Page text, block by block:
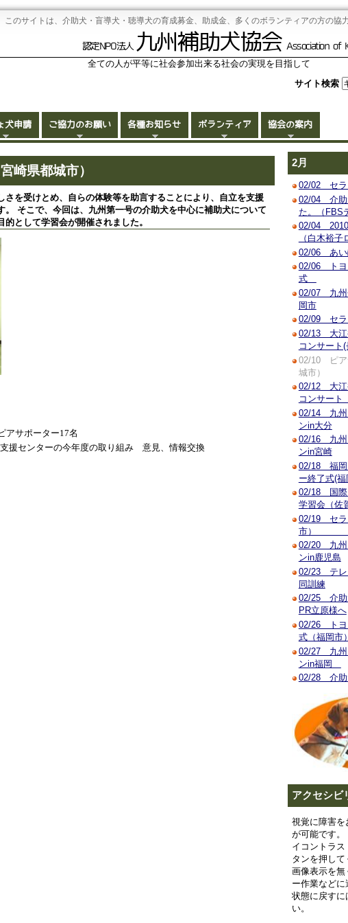
このサイトは、介助犬・盲導犬・聴導犬の育成募金、助成金、多くのボランティアの方の協
認定NPO法人 九州補助犬協会 Association of
全ての人が平等に社会参加出来る社会の実現を目指して
サイト検索
犬申請 ご協力のお願い 各種お知らせ ボランティア 協会の案内
崎県都城市）
を受けとめ、自らの体験等を助言することにより、自立を支援
そこで、今回は、九州第一号の介助犬を中心に補助犬について
として学習会が開催されました。
サポーター17名
センターの今年度の取り組み 意見、情報交換
2月
02/02 セラ
02/04 介助
た。（FBS
02/04
（白木裕子
02/06 あい
02/06 トヨ
式
02/07 九州
岡市
02/09 セラ
02/13 大江
コンサート(
02/10 ピア
城市）
02/12 大江
コンサート
02/14 九州
ンin大分
02/16 九州
ンin宮崎
02/18 福岡
ー終了式(福
02/18 国際
学習会（佐
02/19 セラ
市）
02/20 九州
ンin鹿児島
02/23 テレ
同訓練
02/25 介助
PR立原様へ
02/26 トヨ
式（福岡市）
02/27 九州
ンin福岡
02/28 介助
アクセシビ
視覚に障害を
が可能です。
イコントラ
タンを押し
画像表示を
ー作業など
状態に戻すに
い。